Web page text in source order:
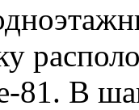
81. В